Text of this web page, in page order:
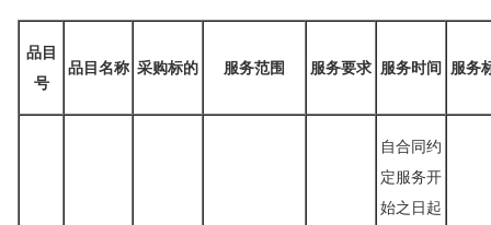
品目
号
品目名称 采购标的 服务范围 服务要求 服务时间 服务
自合同约
定服务开
始之日起